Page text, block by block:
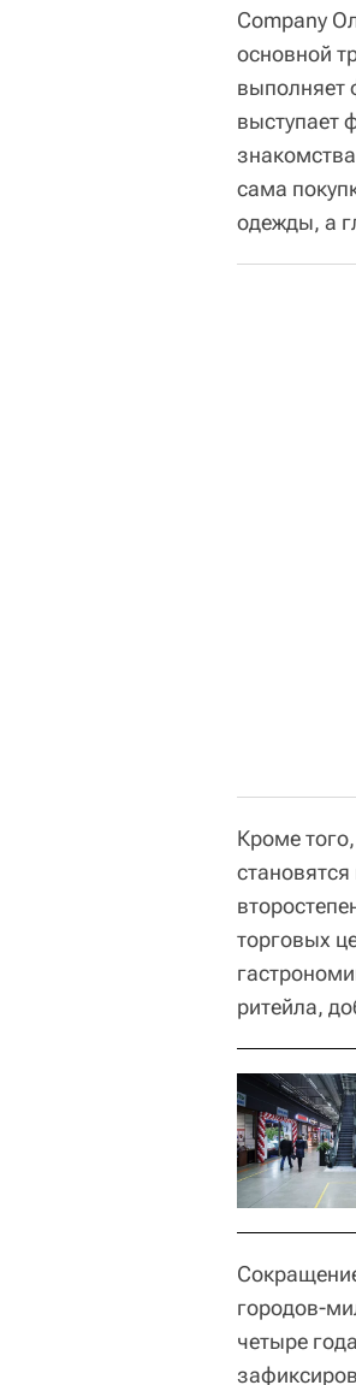
Company
основной
выполняет
выступает
сама
одежды, а
Кроме
торговых
ритейла,
городов-
четыре